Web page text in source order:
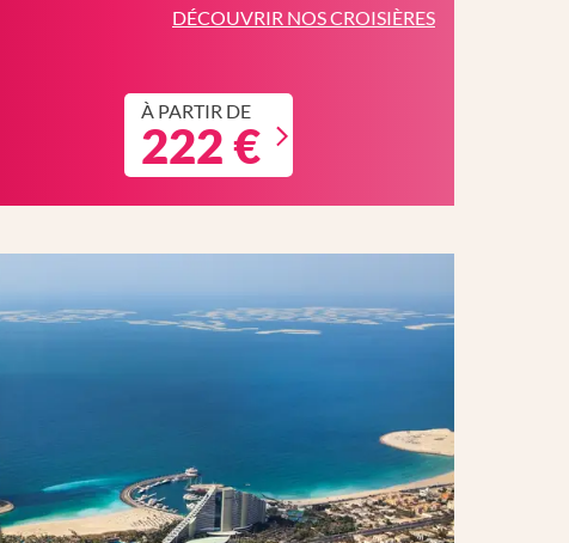
DÉCOUVRIR NOS CROISIÈRES
À PARTIR DE
222 €